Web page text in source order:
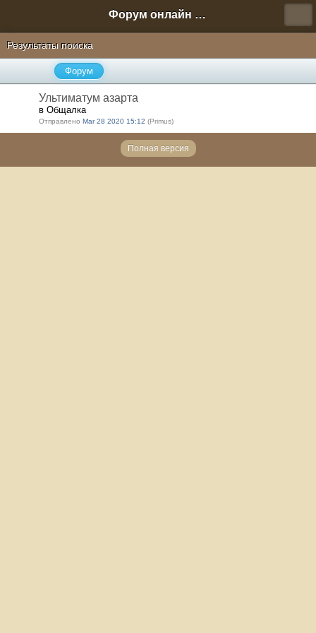
Форум онлайн игры "Новая Эра" (Нюра Биз)
Результаты поиска
Форум
Ультиматум азарта
в Общалка
Отправлено Mar 28 2020 15:12 (Primus)
Полная версия